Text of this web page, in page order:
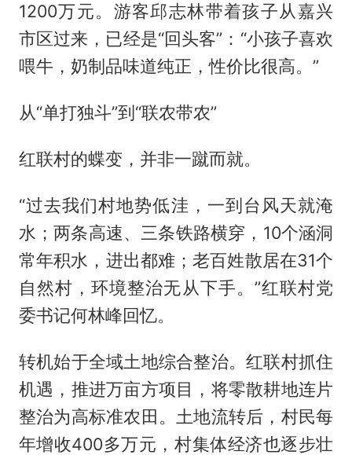
1200万元。游客邱志林带着孩子从嘉兴
市区过来，已经是“回头客”：“小孩子喜欢
喂牛，奶制品味道纯正，性价比很高。”
从“单打独斗”到“联农带农”
红联村的蝶变，并非一蹴而就。
“过去我们村地势低洼，一到台风天就淹
水；两条高速、三条铁路横穿，10个涵洞
常年积水，进出都难；老百姓散居在31个
自然村，环境整治无从下手。”红联村党
委书记何林峰回忆。
转机始于全域土地综合整治。红联村抓住
机遇，推进万亩方项目，将零散耕地连片
整治为高标准农田。土地流转后，村民每
年增收400多万元，村集体经济也逐步壮